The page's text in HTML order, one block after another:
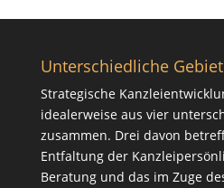
Unterschiedliche
Strategische
idealerweise aus vier
zusammen. Drei davon
Entfaltung der
Beratungund das im Zuge